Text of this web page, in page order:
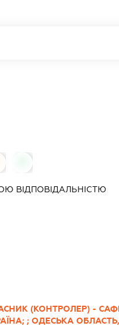
ВІДПОВІДАЛЬНІСТЮ
(КОНТРОЛЕР) -
; ОДЕСЬКА ОБЛАСТЬ,